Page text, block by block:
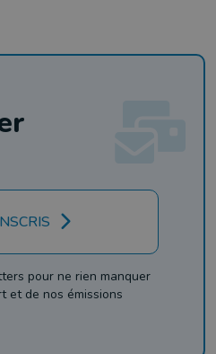
pour ne rien manquer
et de nos émissions